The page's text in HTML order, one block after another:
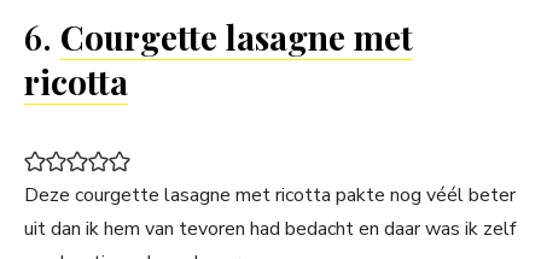
6. Courgette lasagne met
ricotta
Deze courgette lasagne met ricotta pakte nog véél beter
uit dan ik hem van tevoren had bedacht en daar was ik zelf